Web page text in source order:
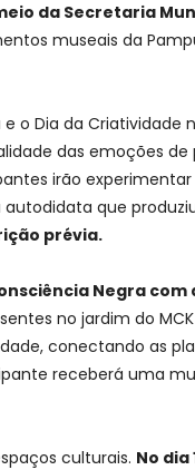
da Secretaria
museais da
o Dia da Criatividade
das emoções
irão
que
prévia.
Negra
no jardim do
conectando as
receberá uma
culturais. No